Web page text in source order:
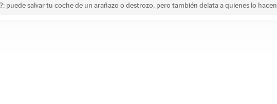
puede salvar tu coche de un arañazo o destrozo, pero también delata a quienes lo hacen